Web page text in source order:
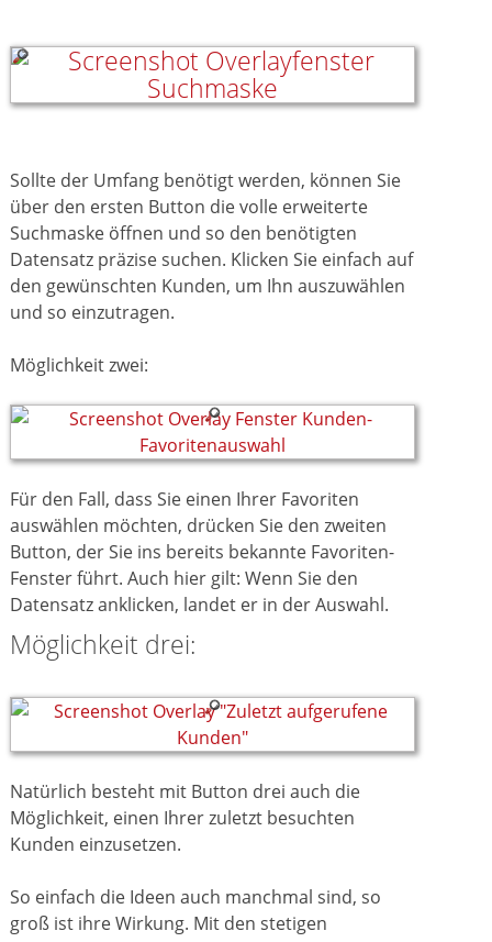
Sollte der Umfang benötigt werden, können Sie
über den ersten Button die volle erweiterte
Suchmaske öffnen und so den benötigten
Datensatz präzise suchen. Klicken Sie einfach auf
den gewünschten Kunden, um Ihn auszuwählen
und so einzutragen.
Möglichkeit zwei:
Für den Fall, dass Sie einen Ihrer Favoriten
auswählen möchten, drücken Sie den zweiten
Button, der Sie ins bereits bekannte Favoriten-
Fenster führt. Auch hier gilt: Wenn Sie den
Datensatz anklicken, landet er in der Auswahl.
Möglichkeit drei:
Natürlich besteht mit Button drei auch die
Möglichkeit, einen Ihrer zuletzt besuchten
Kunden einzusetzen.
So einfach die Ideen auch manchmal sind, so
groß ist ihre Wirkung. Mit den stetigen